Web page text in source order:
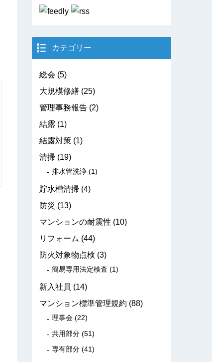
カテゴリー
総会 (5)
大規模修繕 (25)
管理事務報告 (2)
結露 (1)
結露対策 (1)
清掃 (19)
排水管洗浄 (1)
貯水槽清掃 (4)
防災 (13)
マンションの耐震性 (10)
リフォーム (44)
防火対象物点検 (3)
簡易専用法定検査 (1)
新入社員 (14)
マンション標準管理規約 (88)
理事会 (22)
共用部分 (51)
専有部分 (41)